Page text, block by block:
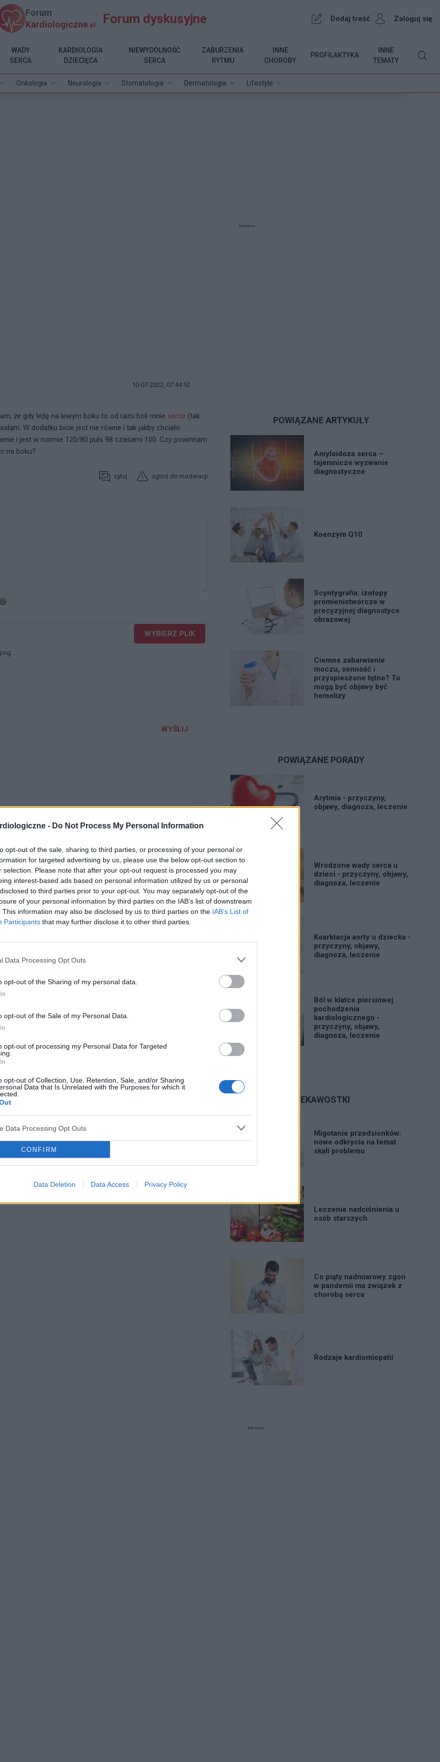
- Do Not Process My Personal Information
opt-out of the sale, sharing to third parties, or processing of your personal or
for targeted advertising by us, please use the below opt-out section to
selection. Please note that after your opt-out request is processed you may
interest-based ads based on personal information utilized by us or personal
to third parties prior to your opt-out. You may separately opt-out of the
of your personal information by third parties on the IAB’s list of downstream
This information may also be disclosed by us to third parties on the IAB’s List of
Participants that may further disclose it to other third parties.
Data Processing Opt Outs
opt-out of the Sharing of my personal data.
opt-out of the Sale of my Personal Data.
opt-out of processing my Personal Data for Targeted
opt-out of Collection, Use, Retention, Sale, and/or Sharing
Data that Is Unrelated with the Purposes for which it
Data Processing Opt Outs
CONFIRM
Data Deletion Data Access Privacy Policy
Forum
Kardiologiczne .pl Forum dyskusyjne Dodaj treść Zaloguj się
Onkologia Neurologia Stomatologia Dermatologia Lifestyle
WADY
SERCA
KARDIOLOGIA
DZIECIĘCA
NIEWYDOLNOŚĆ
SERCA
ZABURZENIA
RYTMU
INNE
CHOROBY
PROFILAKTYKA
INNE
TEMATY
10-07-2022, 07:44:52
że gdy leżę na lewym boku to od razu boli mnie serce (tak
W dodatku bicie jest nie równe i tak jakby chciało
i jest w normie 120/80 puls 98 czasami 100. Czy powinnam
na boku?
cytuj zgłoś do moderacji
WYBIERZ PLIK
WYŚLIJ
czy muszę się martwić tym EKG? Będę jechać
jest oki tętno od 56 do 112 więc średnia
pobudzeń nadkomorowe czy to coś złego
(32 lata) w granicach 54-65 w spoczynku jest za
a najlepiej od 70. Kiedyś miałam problemy z
to potrafię mieć puls 54, 60, czasami wtedy czuję
raczej też jak pisałam na opis, dopiero będę szła do
jest prawidłowa, co oznacza ? Lekarz
aktywność fizyczna
Reklama:
POWIĄZANE ARTYKUŁY
Amyloidoza serca –
tajemnicze wyzwanie
diagnostyczne
Koenzym Q10
Scyntygrafia: izotopy
promieniotwórcze w
precyzyjnej diagnostyce
obrazowej
Ciemne zabarwienie
moczu, senność i
przyspieszone tętno? To
mogą być objawy być
hemolizy
POWIĄZANE PORADY
Arytmia - przyczyny,
objawy, diagnoza, leczenie
Wrodzone wady serca u
dzieci - przyczyny, objawy,
diagnoza, leczenie
Koarktacja aorty u dziecka -
przyczyny, objawy,
diagnoza, leczenie
Ból w klatce piersiowej
pochodzenia
kardiologicznego -
przyczyny, objawy,
diagnoza, leczenie
CIEKAWOSTKI
Migotanie przedsionków:
nowe odkrycia na temat
skali problemu
Leczenie nadciśnienia u
osób starszych
Co piąty nadmiarowy zgon
w pandemii ma związek z
chorobą serca
Rodzaje kardiomiopatii
Reklama: